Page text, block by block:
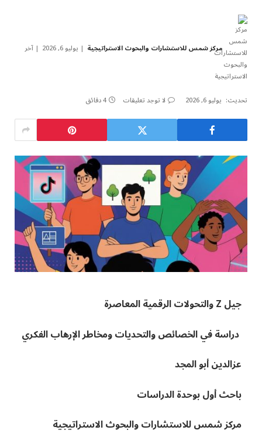
مركز شمس للاستشارات والبحوث الاستراتيجية يوليو 6, 2026 آخر
تحديث: يوليو 6, 2026 لا توجد تعليقات 4 دقائق
جيل والتحولات الرقمية المعاصرة
دراسة في الخصائص والتحديات ومخاطر الإرهاب الفكري
عزالدين أبو المجد
باحث أول بوحدة الدراسات
مركز شمس للاستشارات والبحوث الاستراتيجية